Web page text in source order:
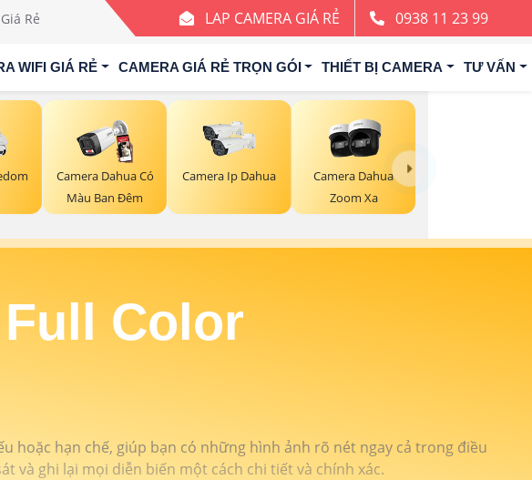
Rẻ LAP CAMERA GIÁ RẺ 0938 11 23 99
WIFI GIÁ RẺ CAMERA GIÁ RẺ TRỌN GÓI THIẾT BỊ CAMERA TƯ VẤN
Camera Dahua Có
Màu Ban Đêm
Camera Ip Dahua
Camera Dahua
Zoom Xa
Color
hoặc hạn chế, giúp bạn có những hình ảnh rõ nét ngay cả trong điều
và ghi lại mọi diễn biến một cách chi tiết và chính xác.